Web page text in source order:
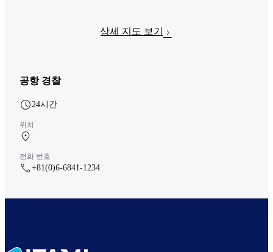
상세 지도 보기
공항 경찰
24시간
위치
전화 번호
+81(0)6-6841-1234